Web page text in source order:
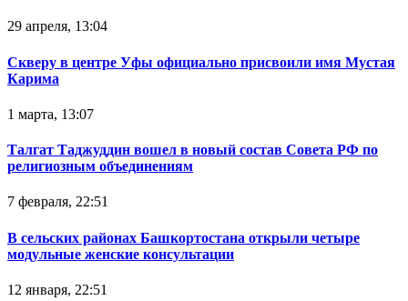
29 апреля, 13:04
Скверу в центре Уфы официально присвоили имя Мустая
Карима
1 марта, 13:07
Талгат Таджуддин вошел в новый состав Совета РФ по
религиозным объединениям
7 февраля, 22:51
В сельских районах Башкортостана открыли четыре
модульные женские консультации
12 января, 22:51